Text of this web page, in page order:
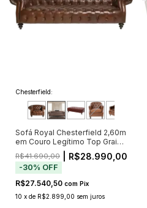
Chesterfield:
Sofá Royal Chesterfield 2,60m
em Couro Legítimo Top Grain
Marrom com Capitonê (Pré-
Venda - Envio a Partir de 20/11)
R$41.690,00 | R$28.990,00
-30% OFF
R$27.540,50 com Pix
10 x de R$2.899,00 sem juros